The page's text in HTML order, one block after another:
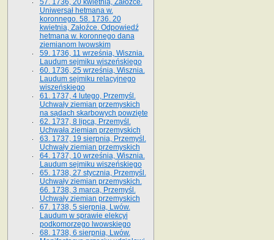
57. 1736, 20 kwietnia, Załoźce.
Uniwersał hetmana w.
koronnego. 58. 1736. 20
kwietnia, Załoźce. Odpowiedź
hetmana w. koronnego dana
ziemianom lwowskim
59. 1736, 11 września, Wisznia.
Laudum sejmiku wiszeńskiego
60. 1736, 25 września, Wisznia.
Laudum sejmiku relacyjnego
wiszeńskiego
61. 1737, 4 lutego, Przemyśl.
Uchwały ziemian przemyskich
na sądach skarbowych powzięte
62. 1737, 8 lipca, Przemyśl.
Uchwała ziemian przemyskich
63. 1737, 19 sierpnia, Przemyśl.
Uchwały ziemian przemyskich
64. 1737, 10 września, Wisznia.
Laudum sejmiku wiszeńskiego
65. 1738, 27 stycznia, Przemyśl.
Uchwały ziemian przemyskich­­.
66. 1738, 3 marca, Przemyśl.
Uchwały ziemian przemyskich­
67. 1738, 5 sierpnia, Lwów.
Laudum w sprawie elekcyi
podkomorzego lwowskiego
68. 1738, 6 sierpnia, Lwów.